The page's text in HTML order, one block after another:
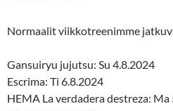
Normaalit viikkotreenimme
Gansuiryu jujutsu: Su 4.8.2024
Escrima: Ti 6.8.2024
HEMA La verdadera destreza: Ma